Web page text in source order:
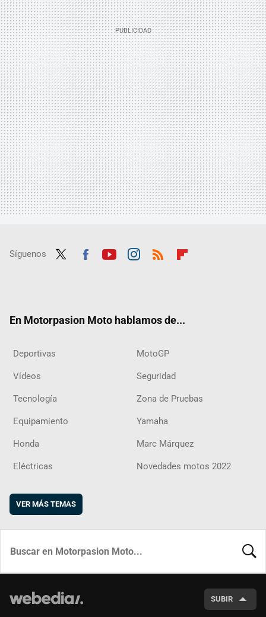
Síguenos
En Motorpasion Moto hablamos de...
Deportivas MotoGP
Vídeos Seguridad
Tecnología Zona de Pruebas
Equipamiento Yamaha
Honda Marc Márquez
Eléctricas Novedades motos 2022
VER MÁS TEMAS
SUBIR